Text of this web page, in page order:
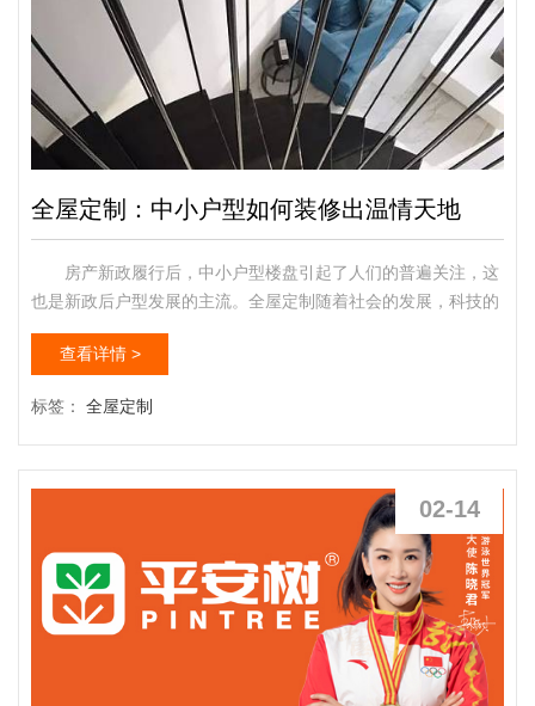
全屋定制：中小户型如何装修出温情天地
房产新政履行后，中小户型楼盘引起了人们的普遍关注，这
也是新政后户型发展的主流。全屋定制随着社会的发展，科技的
日新月异，消费者越来越注重生活品味的提高，家具在讲究实用
的基础上，其艺术价值和审美功能也日益凸显出来。作为整体家
费者的深度沟通，能充分的结合消费者的生活习惯和审美标准。
那么，面积有限的中小户型如何装修出自己满意居家空间？多少
位设计师...
查看详情 >
标签： 全屋定制
02-14